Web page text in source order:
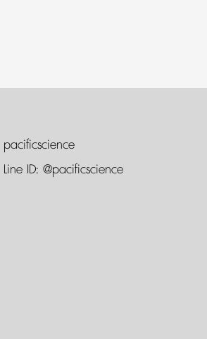
pacificscience
Line ID: @pacificscience